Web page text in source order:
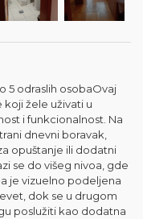
5 odraslih osobaOvaj
koji žele uživati u
i funkcionalnost. Na
dnevni boravak,
opuštanje ili dodatni
se do višeg nivoa, gde
je vizuelno podeljena
dok se u drugom
poslužiti kao dodatna